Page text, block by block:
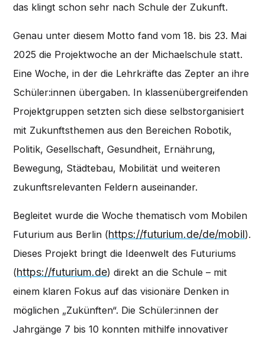
das klingt schon sehr nach Schule der Zukunft.
Genau unter diesem Motto fand vom 18. bis 23. Mai
2025 die Projektwoche an der Michaelschule statt.
Eine Woche, in der die Lehrkräfte das Zepter an ihre
Schüler:innen übergaben. In klassenübergreifenden
Projektgruppen setzten sich diese selbstorganisiert
mit Zukunftsthemen aus den Bereichen Robotik,
Politik, Gesellschaft, Gesundheit, Ernährung,
Bewegung, Städtebau, Mobilität und weiteren
zukunftsrelevanten Feldern auseinander.
Begleitet wurde die Woche thematisch vom Mobilen
Futurium aus Berlin (https://futurium.de/de/mobil).
Dieses Projekt bringt die Ideenwelt des Futuriums
(https://futurium.de) direkt an die Schule – mit
einem klaren Fokus auf das visionäre Denken in
möglichen „Zukünften“. Die Schüler:innen der
Jahrgänge 7 bis 10 konnten mithilfe innovativer